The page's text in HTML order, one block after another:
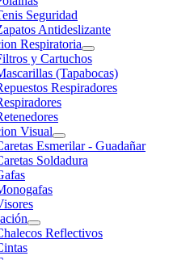
Seguridad
Antideslizante
Respiratoria
y Cartuchos
(Tapabocas)
Respiradores
Visual
Esmerilar - Guadañar
Soldadura
Reflectivos